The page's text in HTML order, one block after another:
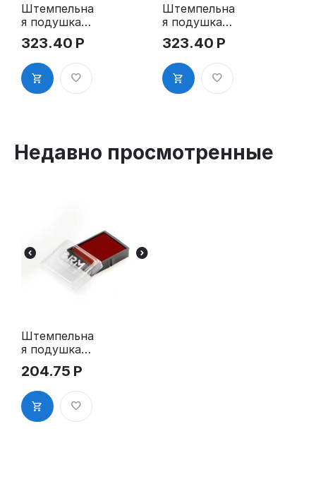
Штемпельна
я подушка
для GRM
4912 2Pads
323.40 Р
Штемпельна
я подушка
для GRM
4912 2Pads,
синяя
323.40 Р
Недавно просмотренные
Штемпельна
я подушка
для GRM
4922 Plus
204.75 Р